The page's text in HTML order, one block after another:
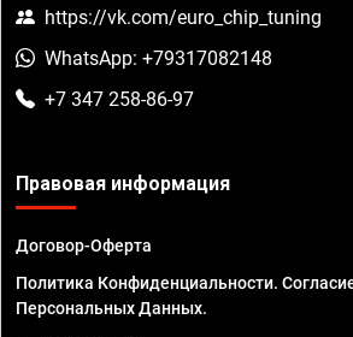
https://vk.com/euro_chip_tuning
WhatsApp: +79317082148
+7 347 258-86-97
Правовая информация
Договор-Оферта
Политика Конфиденциальности.
Персональных Данных.